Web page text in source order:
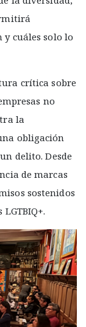
cuáles solo lo
crítica sobre
no
la
obligación
delito. Desde
de marcas
sostenidos